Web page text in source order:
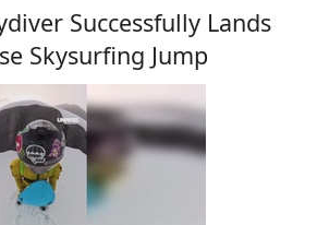
Successfully Lands
Skysurfing Jump